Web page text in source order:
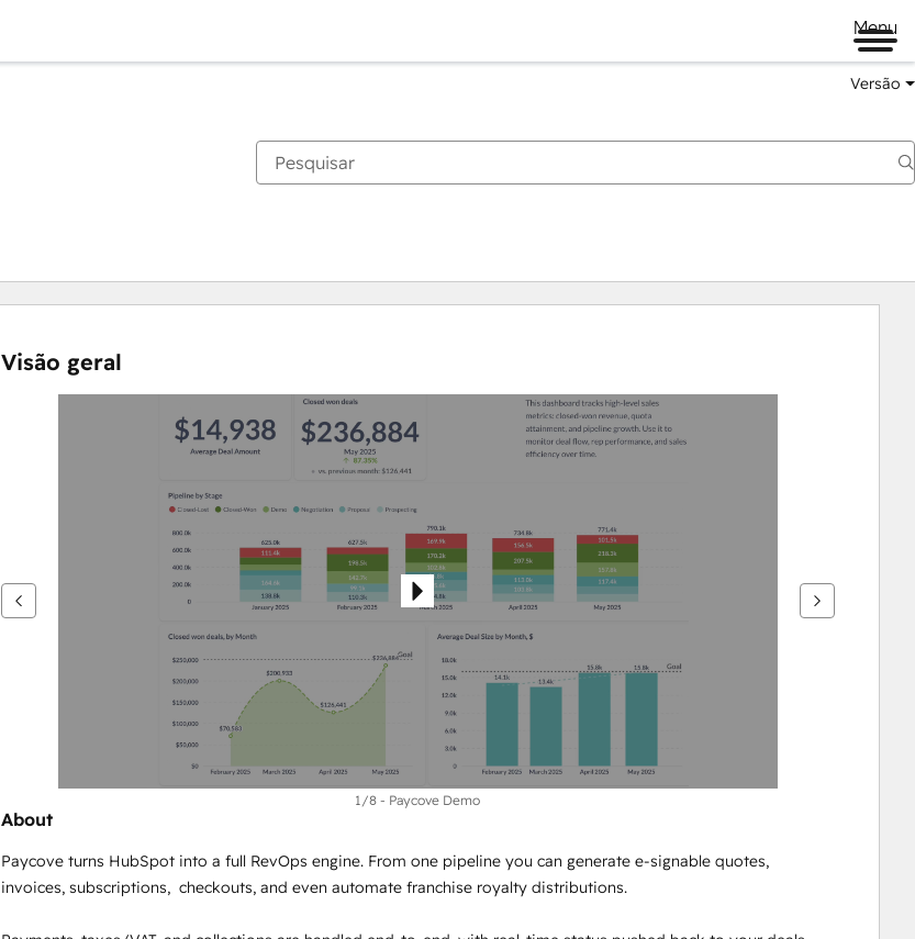
Menu
Versão
Visão geral
1/8 - Paycove Demo
About
Paycove turns HubSpot into a full RevOps engine. From one pipeline you can generate e-signable quotes,
invoices, subscriptions,  checkouts, and even automate franchise royalty distributions.